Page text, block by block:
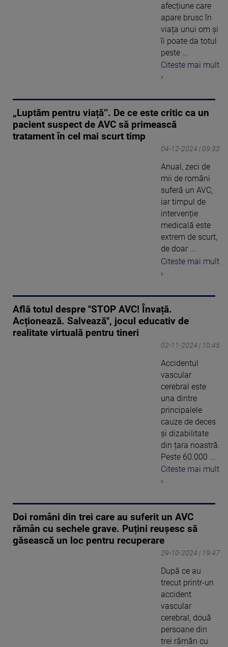
afecțiune care
apare brusc în
viața unui om și
îi poate da totul
peste ...
Citeste mai mult
›
„Luptăm pentru viață’’. De ce este critic ca un
pacient suspect de AVC să primească
tratament în cel mai scurt timp
04-12-2024 | 09:33
Anual, zeci de
mii de români
suferă un AVC,
iar timpul de
intervenție
medicală este
extrem de scurt,
de doar ...
Citeste mai mult
›
Află totul despre ''STOP AVC! Învață.
Acționează. Salvează'', jocul educativ de
realitate virtuală pentru tineri
02-11-2024 | 10:45
Accidentul
vascular
cerebral este
una dintre
principalele
cauze de deces
și dizabilitate
din țara noastră.
Peste 60.000 ...
Citeste mai mult
›
Doi români din trei care au suferit un AVC
rămân cu sechele grave. Puțini reușesc să
găsească un loc pentru recuperare
29-10-2024 | 19:47
După ce au
trecut printr-un
accident
vascular
cerebral, două
persoane din
trei rămân cu